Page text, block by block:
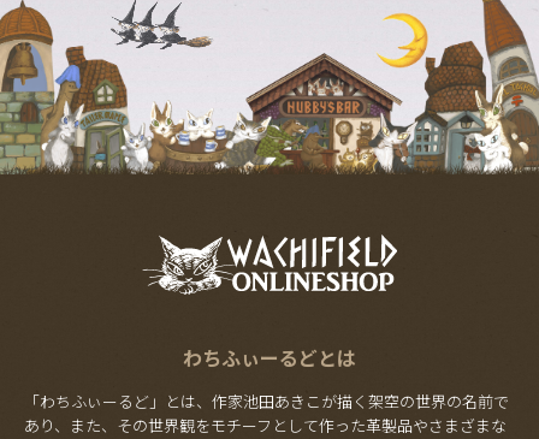
わちふぃーるどとは
「わちふぃーるど」とは、作家池田あきこが描く架空の世界の名前で
あり、また、その世界観をモチーフとして作った革製品やさまざまな